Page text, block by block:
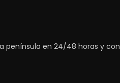
península en 24/48 horas y con